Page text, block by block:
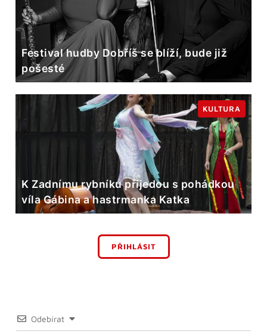
Festival hudby Dobříš se blíží, bude již
pošesté
K Zadnímu rybníku přijedou s pohádkou
víla Gábina a hastrmanka Katka
KULTURA
PŘIHLÁSIT
Odebírat